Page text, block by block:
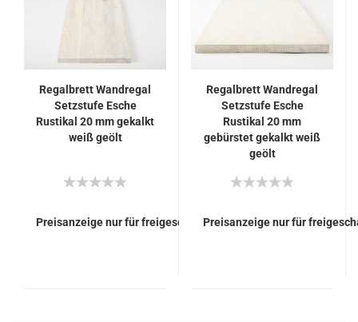
Regalbrett Wandregal
Setzstufe Esche
Rustikal 20 mm gekalkt
weiß geölt
Preisanzeige nur für freigeschaltete Kunden
Regalbrett Wandregal
Setzstufe Esche
Rustikal 20 mm
gebürstet gekalkt weiß
geölt
Preisanzeige nur für